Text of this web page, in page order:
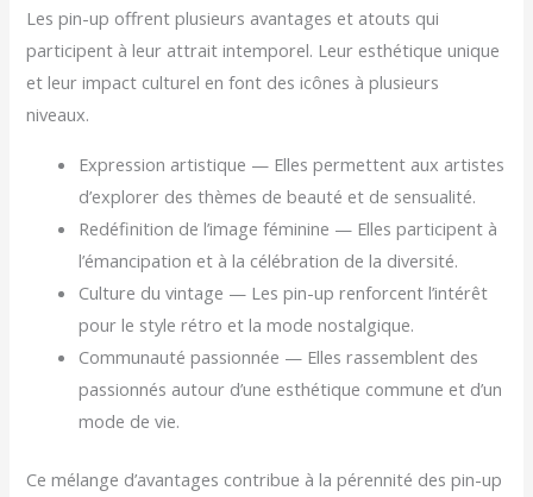
Les pin-up offrent plusieurs avantages et atouts qui
participent à leur attrait intemporel. Leur esthétique unique
et leur impact culturel en font des icônes à plusieurs
niveaux.
Expression artistique — Elles permettent aux artistes
d’explorer des thèmes de beauté et de sensualité.
Redéfinition de l’image féminine — Elles participent à
l’émancipation et à la célébration de la diversité.
Culture du vintage — Les pin-up renforcent l’intérêt
pour le style rétro et la mode nostalgique.
Communauté passionnée — Elles rassemblent des
passionnés autour d’une esthétique commune et d’un
mode de vie.
Ce mélange d’avantages contribue à la pérennité des pin-up